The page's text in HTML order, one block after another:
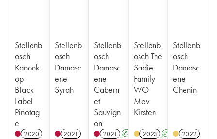
Stellenb
osch
Kanonk
op
Black
Label
Pinotag
e
2020
Stellenb
osch
Damasc
ene
Syrah
2021
Stellenb
osch
Damasc
ene
Cabern
et
Sauvign
on
2021 A
Stellenb
osch The
Sadie
Family
WO
Mev
Kirsten
2023 A
Stellenb
osch
Damasc
ene
Chenin
2022